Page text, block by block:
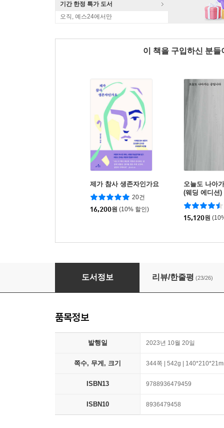
기간 한정 특가 도서
오직, 예스24에서만
이 책을 구입하신 분
제가 참사 생존자인가요
20건
16,200원 (10% 할인)
오늘도 나아
(웨딩 에디션)
15,120원
우리 지금 이태원이야
도서정보 리뷰/한줄평 (23/26)
품목정보
발행일 2023년 10월 20일
쪽수, 무게, 크기 344쪽 | 542g |
ISBN13 9788936479459
ISBN10 8936479458